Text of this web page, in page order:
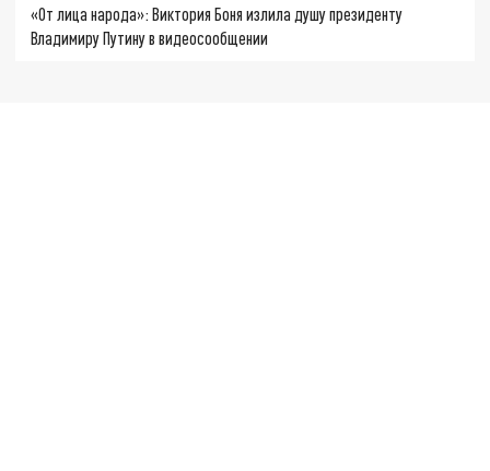
«От лица народа»: Виктория Боня излила душу президенту
Владимиру Путину в видеосообщении